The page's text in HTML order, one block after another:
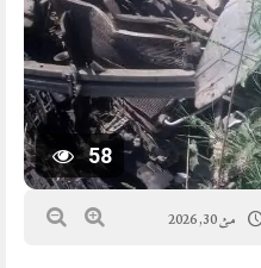
58
مئ 30, 2026